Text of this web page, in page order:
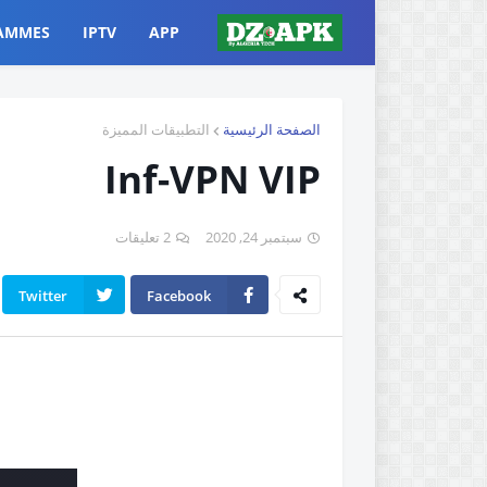
APP
IPTV
الصفحة الرئيسية التطبيقات المميزة
Inf-VPN VIP
سبتمبر 24, 2020 2 تعليقات
Facebook
Twitter